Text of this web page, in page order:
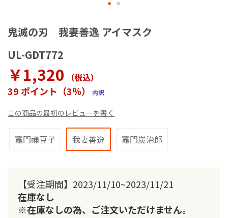
鬼滅の刃 我妻善逸 アイマスク
UL-GDT772
￥1,320 （税込）
39 ポイント（3％） 内訳
この商品の最初のレビューを書く
竈門禰豆子 我妻善逸 竈門炭治郎
【受注期間】2023/11/10~2023/11/21
在庫なし
※在庫なしの為、ご注文いただけません。
メ
ー
ギ
ャ
ラ
リ
ー
最
に